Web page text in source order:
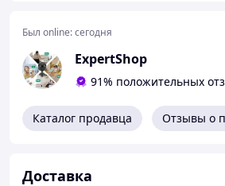
Был online:сегодня
ExpertShop
91% положительных
Каталог продавца Отзывы о
Доставка